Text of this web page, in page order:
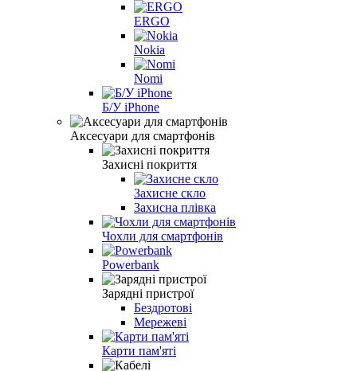
ERGO
Nokia
Nomi
Б/У iPhone
Аксесуари для смартфонів
Захисні покриття
Захисне скло
Захисна плівка
Чохли для смартфонів
Powerbank
Зарядні пристрої
Бездротові
Мережеві
Карти пам'яті